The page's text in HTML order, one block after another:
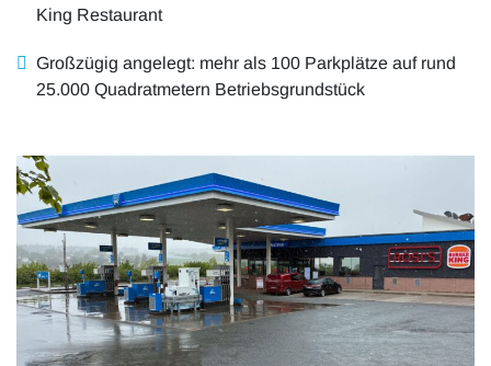
King Restaurant
Großzügig angelegt: mehr als 100 Parkplätze auf rund
25.000 Quadratmetern Betriebsgrundstück